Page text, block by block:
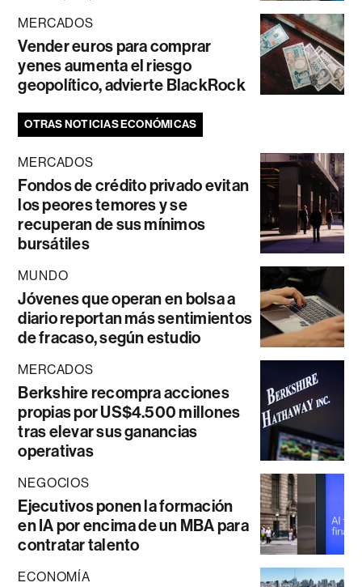
MERCADOS
Vender euros para comprar
yenes aumenta el riesgo
geopolítico, advierte BlackRock
OTRAS NOTICIAS ECONÓMICAS
MERCADOS
Fondos de crédito privado evitan
los peores temores y se
recuperan de sus mínimos
bursátiles
MUNDO
Jóvenes que operan en bolsa a
diario reportan más sentimientos
de fracaso, según estudio
MERCADOS
Berkshire recompra acciones
propias por US$4.500 millones
tras elevar sus ganancias
operativas
NEGOCIOS
Ejecutivos ponen la formación
en IA por encima de un MBA para
contratar talento
ECONOMÍA